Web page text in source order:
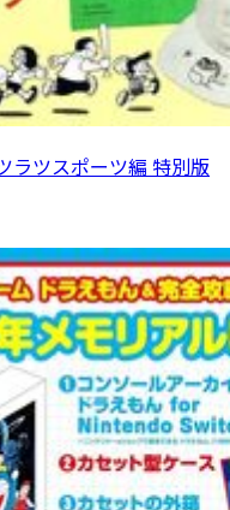
ラツスポーツ編 特別版